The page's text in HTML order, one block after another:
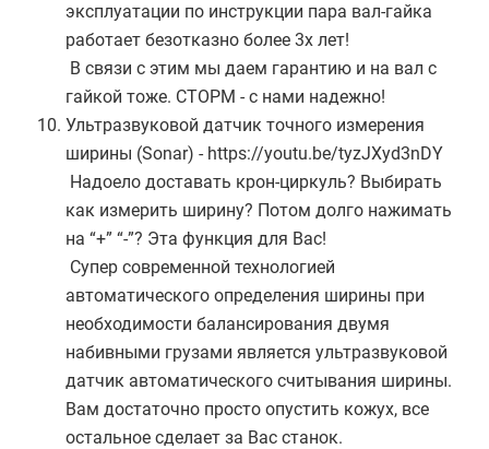
эксплуатации по инструкции пара вал-гайка
работает безотказно более 3х лет!
В связи с этим мы даем гарантию и на вал с
гайкой тоже. СТОРМ - с нами надежно!
Ультразвуковой датчик точного измерения
ширины (Sonar) - https://youtu.be/tyzJXyd3nDY
Надоело доставать крон-циркуль? Выбирать
как измерить ширину? Потом долго нажимать
на “+” “-”? Эта функция для Вас!
Супер современной технологией
автоматического определения ширины при
необходимости балансирования двумя
набивными грузами является ультразвуковой
датчик автоматического считывания ширины.
Вам достаточно просто опустить кожух, все
остальное сделает за Вас станок.